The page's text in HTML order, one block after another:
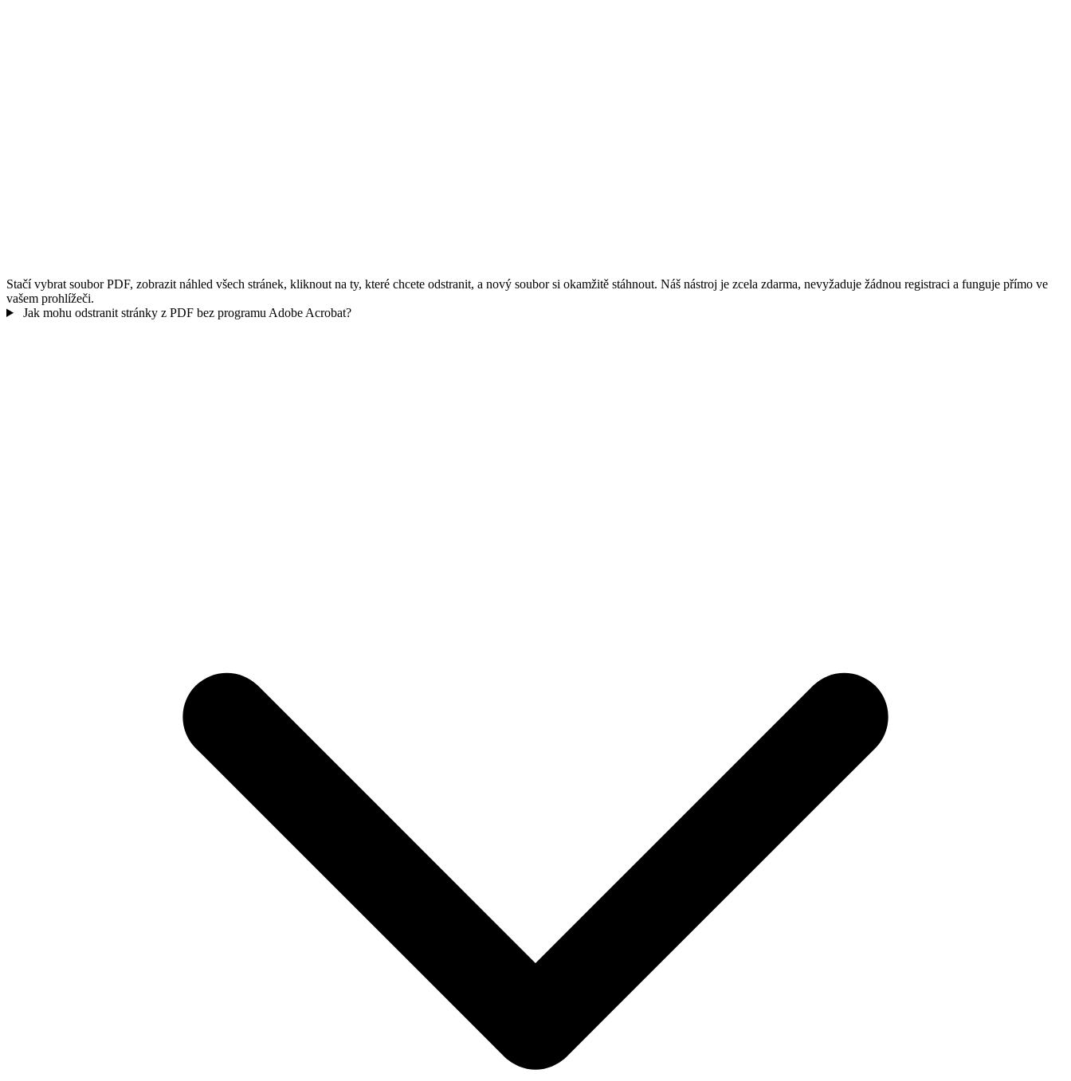
Stačí vybrat soubor PDF, zobrazit náhled všech stránek, kliknout na ty, které chcete odstranit, a nový soubor si okamžitě stáhnout. Náš nástroj je zcela zdarma, nevyžaduje žádnou registraci a funguje přímo ve
vašem prohlížeči.
Jak mohu odstranit stránky z PDF bez programu Adobe Acrobat?